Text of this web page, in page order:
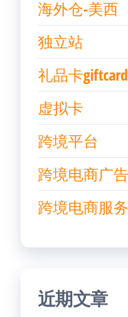
海外仓-美西
独立站
礼品卡giftcard
虚拟卡
跨境平台
跨境电商广
跨境电商服
近期文章